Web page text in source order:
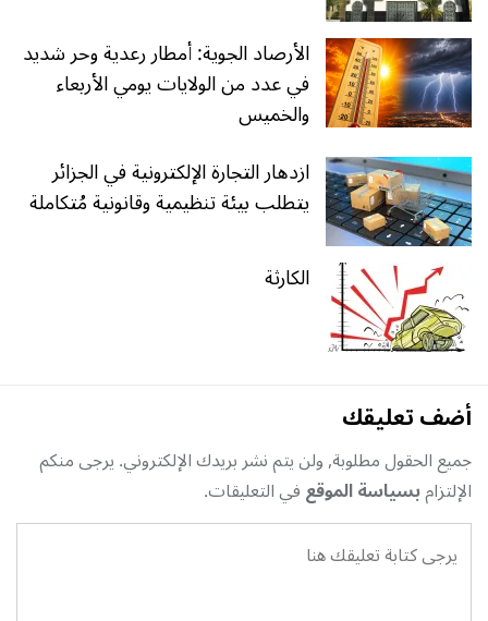
الأرصاد الجوية: أمطار رعدية وحر شديد
في عدد من الولايات يومي الأربعاء
والخميس
ازدهار التجارة الإلكترونية في الجزائر
يتطلب بيئة تنظيمية وقانونية مُتكاملة
الكارثة
أضف تعليقك
جميع الحقول مطلوبة, ولن يتم نشر بريدك الإلكتروني. يرجى منكم
الإلتزامبسياسة الموقعفي التعليقات.